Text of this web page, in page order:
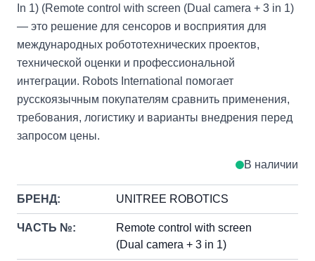
In 1) (Remote control with screen (Dual camera + 3 in 1)
— это решение для сенсоров и восприятия для
международных робототехнических проектов,
технической оценки и профессиональной
интеграции. Robots International помогает
русскоязычным покупателям сравнить применения,
требования, логистику и варианты внедрения перед
запросом цены.
В наличии
БРЕНД: UNITREE ROBOTICS
ЧАСТЬ №:
Remote control with screen
(Dual camera + 3 in 1)